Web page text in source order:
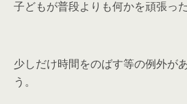
子どもが普段よりも何かを頑張っ
少しだけ時間をのばす等の例外が
う。